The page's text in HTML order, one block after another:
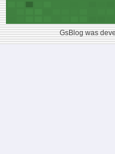
GsBlog was